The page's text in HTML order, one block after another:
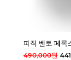
피직 벤토 페록
490,000원